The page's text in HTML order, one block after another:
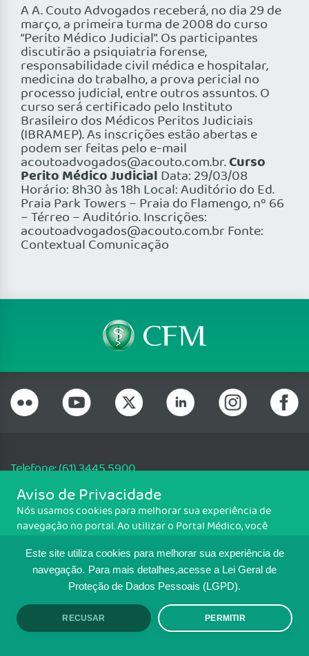
Este site utiliza cookies para melhorar sua experiência de
navegação. Para mais detalhes,acesse a Lei Geral de
Proteção de Dados Pessoais (LGPD).
RECUSAR PERMITIR
A A. Couto Advogados receberá, no dia 29 de
março, a primeira turma de 2008 do curso
“Perito Médico Judicial”. Os participantes
discutirão a psiquiatria forense,
responsabilidade civil médica e hospitalar,
medicina do trabalho, a prova pericial no
processo judicial, entre outros assuntos. O
curso será certificado pelo Instituto
Brasileiro dos Médicos Peritos Judiciais
(IBRAMEP). As inscrições estão abertas e
podem ser feitas pelo e-mail
acoutoadvogados@acouto.com.br.Curso
Perito Médico Judicial Data: 29/03/08
Horário: 8h30 às 18h Local: Auditório do Ed.
Praia Park Towers – Praia do Flamengo, nº 66
– Térreo – Auditório. Inscrições:
acoutoadvogados@acouto.com.br Fonte:
Contextual Comunicação
Telefone: (61) 3445 5900
Email: cfm@portalmedico.org.br
SGAS 616, Conjunto D, Lote 115, L2 Sul, Brasília/DF - CEP: 70200-760 -
CNPJ: 33.583.550/0001-30
MAPA DO SITE
TRANSPARÊNCIA E PRESTAÇÃO DE
CONTAS
Aviso de Privacidade
Nós usamos cookies para melhorar sua experiência de
navegação no portal. Ao utilizar o Portal Médico, você
Para ter mais informações sobre como isso é feito, acesse
Política de cookies. Se você concorda, clique em ACEITO.
ACEITO